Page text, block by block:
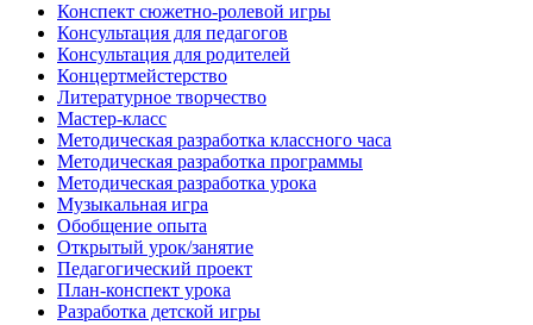
Конспект сюжетно-ролевой игры
Консультация для педагогов
Консультация для родителей
Концертмейстерство
Литературное творчество
Мастер-класс
Методическая разработка классного часа
Методическая разработка программы
Методическая разработка урока
Музыкальная игра
Обобщение опыта
Открытый урок/занятие
Педагогический проект
План-конспект урока
Разработка детской игры